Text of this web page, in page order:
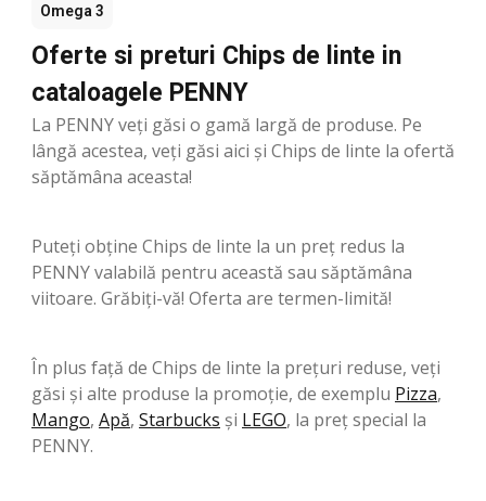
Omega 3
Oferte si preturi Chips de linte in
cataloagele PENNY
La PENNY veți găsi o gamă largă de produse. Pe
lângă acestea, veți găsi aici și Chips de linte la ofertă
săptămâna aceasta!
Puteți obține Chips de linte la un preț redus la
PENNY valabilă pentru această sau săptămâna
viitoare. Grăbiți-vă! Oferta are termen-limită!
În plus față de Chips de linte la prețuri reduse, veți
găsi și alte produse la promoție, de exemplu Pizza,
Mango, Apă, Starbucks şi LEGO, la preț special la
PENNY.